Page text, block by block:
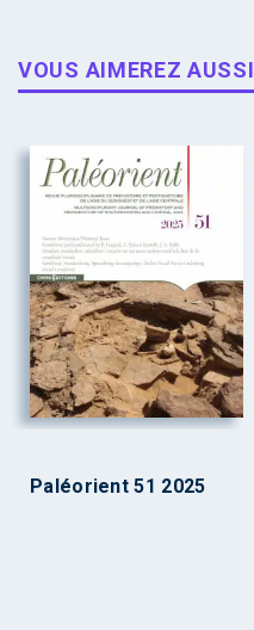
VOUS AIMEREZ AUSSI
Paléorient 51 2025